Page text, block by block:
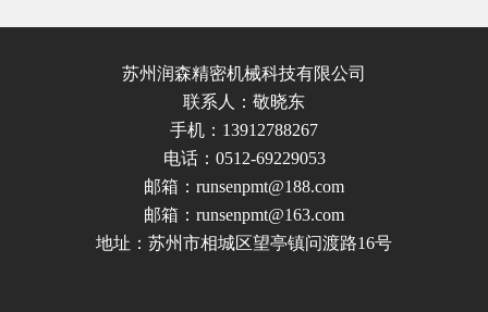
苏州润森精密机械科技有限公司
联系人：敬晓东
手机：13912788267
电话：0512-69229053
邮箱：runsenpmt@188.com
邮箱：runsenpmt@163.com
地址：苏州市相城区望亭镇问渡路16号